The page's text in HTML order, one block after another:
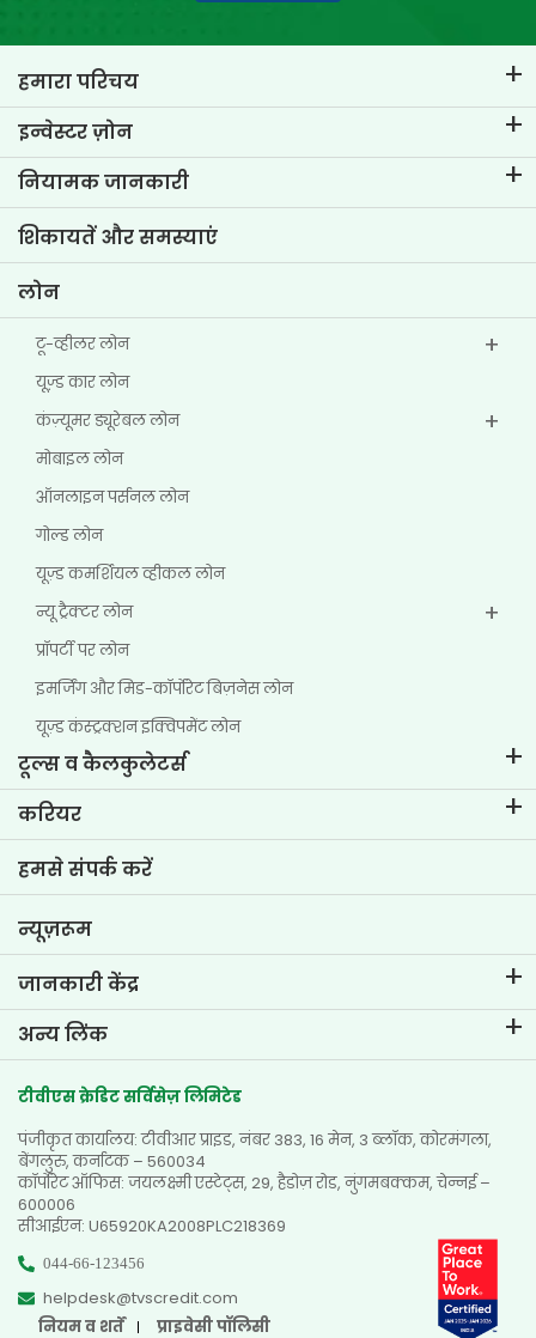
हमारा परिचय
टीवीएस क्रेडिट का परिचय
हमारे ब्रांड के बारे में जानें
मुख्य प्रोफाइल्स
इन्वेस्टर ज़ोन
कॉर्पोरेट गवर्नेंस
इन्वेस्टर संबंधी जानकारी
नियामक जानकारी
पॉलिसी
अन्य डिस्क्लोज़र
शिकायतें और समस्याएं
लोन
टू-व्हीलर लोन
यूज्‍़ड कार लोन
कंज़्यूमर ड्यूरेबल लोन
मोबाइल लोन
ऑनलाइन पर्सनल लोन
गोल्ड लोन
यूज़्ड कमर्शियल व्हीकल लोन
न्यू ट्रैक्टर लोन
प्रॉपर्टी पर लोन
इमर्जिंग और मिड-कॉर्पोरेट बिज़नेस लोन
यूज़्ड कंस्ट्रक्शन इक्विपमेंट लोन
टूल्स व कैलकुलेटर्स
ईएमआई कैलकुलेटर
टू-व्हीलर लोन ईएमआई कैलकुलेटर
कार वैल्यूएशन टूल
करियर
टीवीएस क्रेडिट में जीवन
वर्तमान रिक्तियां
हमसे संपर्क करें
न्यूज़रूम
जानकारी केंद्र
ब्लॉग्स
अक्सर पूछे जाने वाले प्रश्न
टेस्टिमोनियल्स
फोटो गैलरी
वीडियो गैलरी
अन्य लिंक
डीलर खोजें
साइटमैप
टीवीएस क्रेडिट सर्विसेज़ लिमिटेड
पंजीकृत कार्यालय: टीवीआर प्राइड, नंबर 383, 16 मेन, 3 ब्लॉक, कोरमंगला,
बेंगलुरु, कर्नाटक – 560034
कॉर्पोरेट ऑफिस: जयलक्ष्मी एस्टेट्स, 29, हैडोज़ रोड, नुंगमबक्कम, चेन्नई –
600006
सीआईएन: U65920KA2008PLC218369
044-66-123456
helpdesk@tvscredit.com
नियम व शर्तें
प्राइवेसी पॉलिसी